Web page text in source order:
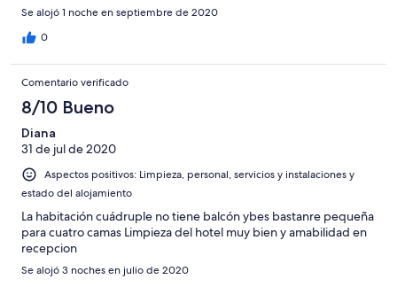
Se alojó 1 noche en septiembre de 2020
0
Comentario verificado
8/10 Bueno
Diana
31 de jul de 2020
Aspectos positivos: Limpieza, personal, servicios y instalaciones y
estado del alojamiento
La habitación cuádruple no tiene balcón ybes bastanre pequeña
para cuatro camas Limpieza del hotel muy bien y amabilidad en
recepcion
Se alojó 3 noches en julio de 2020